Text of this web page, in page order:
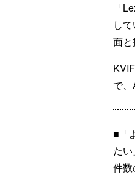
「
し
面と
で
■「
た
件